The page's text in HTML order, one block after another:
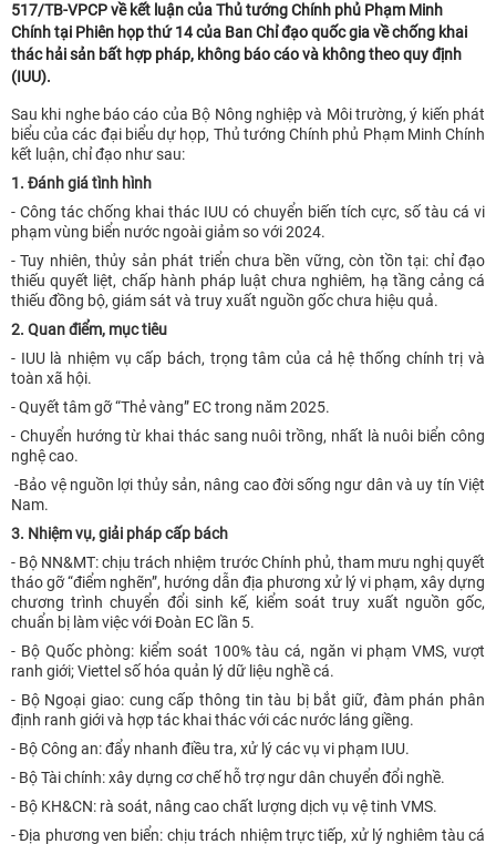
517/TB-VPCP về kết luận của Thủ tướng Chính phủ Phạm Minh
Chính tại Phiên họp thứ 14 của Ban Chỉ đạo quốc gia về chống khai
thác hải sản bất hợp pháp, không báo cáo và không theo quy định
(IUU).
Sau khi nghe báo cáo của Bộ Nông nghiệp và Môi trường, ý kiến phát
biểu của các đại biểu dự họp, Thủ tướng Chính phủ Phạm Minh Chính
kết luận, chỉ đạo như sau:
1. Đánh giá tình hình
- Công tác chống khai thác IUU có chuyển biến tích cực, số tàu cá vi
phạm vùng biển nước ngoài giảm so với 2024.
- Tuy nhiên, thủy sản phát triển chưa bền vững, còn tồn tại: chỉ đạo
thiếu quyết liệt, chấp hành pháp luật chưa nghiêm, hạ tầng cảng cá
thiếu đồng bộ, giám sát và truy xuất nguồn gốc chưa hiệu quả.
2. Quan điểm, mục tiêu
- IUU là nhiệm vụ cấp bách, trọng tâm của cả hệ thống chính trị và
toàn xã hội.
- Quyết tâm gỡ “Thẻ vàng” EC trong năm 2025.
- Chuyển hướng từ khai thác sang nuôi trồng, nhất là nuôi biển công
nghệ cao.
-Bảo vệ nguồn lợi thủy sản, nâng cao đời sống ngư dân và uy tín Việt
Nam.
3. Nhiệm vụ, giải pháp cấp bách
- Bộ NN&MT: chịu trách nhiệm trước Chính phủ, tham mưu nghị quyết
tháo gỡ “điểm nghẽn”, hướng dẫn địa phương xử lý vi phạm, xây dựng
chương trình chuyển đổi sinh kế, kiểm soát truy xuất nguồn gốc,
chuẩn bị làm việc với Đoàn EC lần 5.
- Bộ Quốc phòng: kiểm soát 100% tàu cá, ngăn vi phạm VMS, vượt
ranh giới; Viettel số hóa quản lý dữ liệu nghề cá.
- Bộ Ngoại giao: cung cấp thông tin tàu bị bắt giữ, đàm phán phân
định ranh giới và hợp tác khai thác với các nước láng giềng.
- Bộ Công an: đẩy nhanh điều tra, xử lý các vụ vi phạm IUU.
- Bộ Tài chính: xây dựng cơ chế hỗ trợ ngư dân chuyển đổi nghề.
- Bộ KH&CN: rà soát, nâng cao chất lượng dịch vụ vệ tinh VMS.
- Địa phương ven biển: chịu trách nhiệm trực tiếp, xử lý nghiêm tàu cá